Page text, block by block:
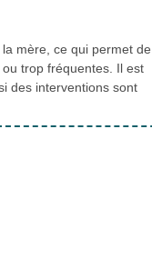
mère, ce qui permet de
trop fréquentes. Il est
des interventions sont